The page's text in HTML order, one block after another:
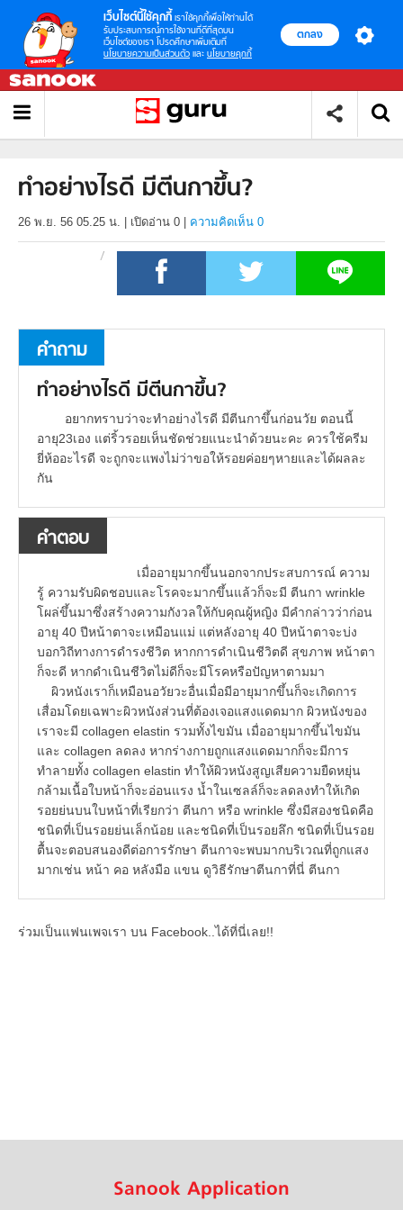
เว็บไซต์นี้ใช้คุกกี้ เราใช้คุกกี้เพื่อให้ท่านได้
รับประสบการณ์การใช้งานที่ดีที่สุดบน
เว็บไซต์ของเรา โปรดศึกษาเพิ่มเติมที่
นโยบายความเป็นส่วนตัว และ นโยบายคุกกี้
ตกลง
ทำอย่างไรดี มีตีนกาขึ้น?
26 พ.ย. 56 05.25 น. เปิดอ่าน 0 ความคิดเห็น 0
คำถาม
ทำอย่างไรดี มีตีนกาขึ้น?
อยากทราบว่าจะทำอย่างไรดี มีตีนกาขึ้นก่อนวัย ตอนนี้
อายุ23เอง แต่ริ้วรอยเห็นชัดช่วยแนะนำด้วยนะคะ ควรใช้ครีม
ยี่ห้ออะไรดี จะถูกจะแพงไม่ว่าขอให้รอยค่อยๆหายและได้ผลละ
กัน
คำตอบ
เมื่ออายุมากขึ้นนอกจากประสบการณ์ ความ
รู้ ความรับผิดชอบและโรคจะมากขึ้นแล้วก็จะมี ตีนกา wrinkle
โผล่ขึ้นมาซึ่งสร้างความกังวลให้กับคุณผู้หญิง มีคำกล่าวว่าก่อน
อายุ 40 ปีหน้าตาจะเหมือนแม่ แต่หลังอายุ 40 ปีหน้าตาจะบ่ง
บอกวิถีทางการดำรงชีวิต หากการดำเนินชีวิตดี สุขภาพ หน้าตา
ก็จะดี หากดำเนินชีวิตไม่ดีก็จะมีโรคหรือปัญหาตามมา
ผิวหนังเราก็เหมือนอวัยวะอื่นเมื่อมีอายุมากขึ้นก็จะเกิดการ
เสื่อมโดยเฉพาะผิวหนังส่วนที่ต้องเจอแสงแดดมาก ผิวหนังของ
เราจะมี collagen elastin รวมทั้งไขมัน เมื่ออายุมากขึ้นไขมัน
และ collagen ลดลง หากร่างกายถูกแสงแดดมากก็จะมีการ
ทำลายทั้ง collagen elastin ทำให้ผิวหนังสูญเสียความยืดหยุ่น
กล้ามเนื้อใบหน้าก็จะอ่อนแรง น้ำในเซลล์ก็จะลดลงทำให้เกิด
รอยย่นบนใบหน้าที่เรียกว่า ตีนกา หรือ wrinkle ซึ่งมีสองชนิดคือ
ชนิดที่เป็นรอยย่นเล็กน้อย และชนิดที่เป็นรอยลึก ชนิดที่เป็นรอย
ตื้นจะตอบสนองดีต่อการรักษา ตีนกาจะพบมากบริเวณที่ถูกแสง
มากเช่น หน้า คอ หลังมือ แขน ดูวิธีรักษาตีนกาที่นี่ ตีนกา
ร่วมเป็นแฟนเพจเรา บน Facebook..ได้ที่นี่เลย!!
Sanook Application